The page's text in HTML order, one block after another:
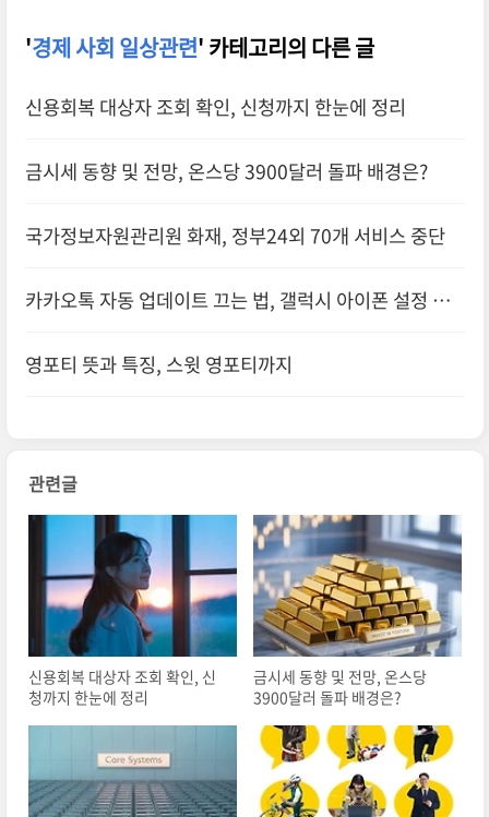
'경제 사회 일상관련' 카테고리의 다른 글
신용회복 대상자 조회 확인, 신청까지 한눈에 정리
금시세 동향 및 전망, 온스당 3900달러 돌파 배경은?
국가정보자원관리원 화재, 정부24외 70개 서비스 중단
카카오톡 자동 업데이트 끄는 법, 갤럭시 아이폰 설정 총
영포티 뜻과 특징, 스윗 영포티까지
관련글
신용회복 대상자 조회 확인, 신
청까지 한눈에 정리
금시세 동향 및 전망, 온스당
3900달러 돌파 배경은?